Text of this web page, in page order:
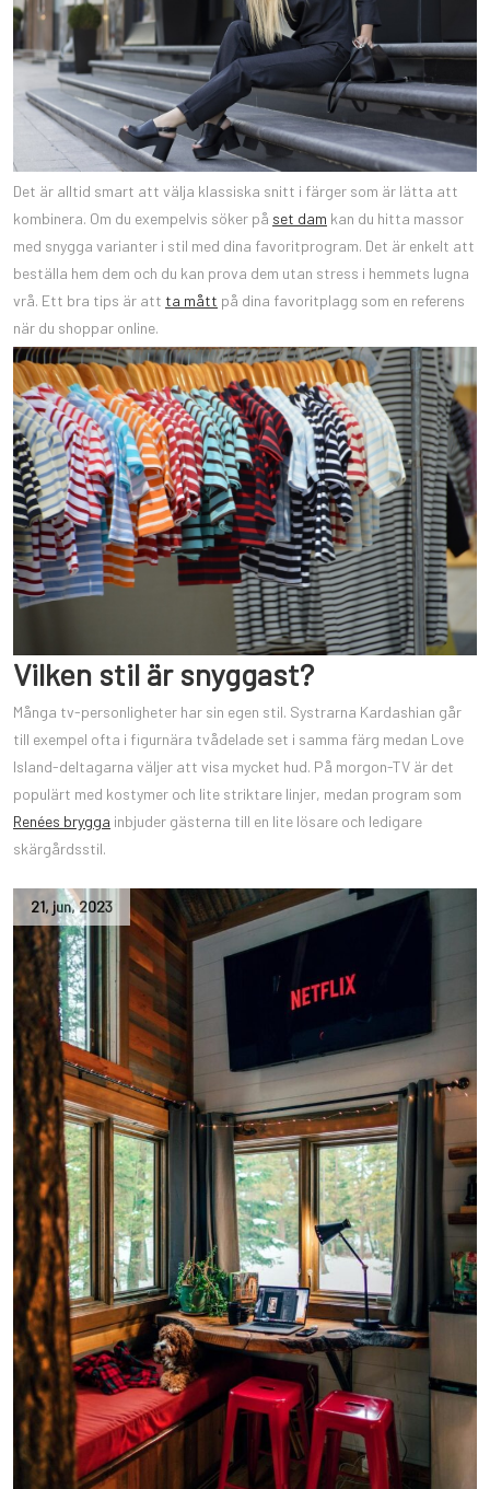
Det är alltid smart att välja klassiska snitt i färger som är lätta att
kombinera. Om du exempelvis söker på set dam kan du hitta massor
med snygga varianter i stil med dina favoritprogram. Det är enkelt att
beställa hem dem och du kan prova dem utan stress i hemmets lugna
vrå. Ett bra tips är att ta mått på dina favoritplagg som en referens
när du shoppar online.
Vilken stil är snyggast?
Många tv-personligheter har sin egen stil. Systrarna Kardashian går
till exempel ofta i figurnära tvådelade set i samma färg medan Love
Island-deltagarna väljer att visa mycket hud. På morgon-TV är det
populärt med kostymer och lite striktare linjer, medan program som
Renées brygga inbjuder gästerna till en lite lösare och ledigare
skärgårdsstil.
21, jun,2023